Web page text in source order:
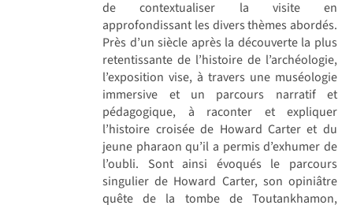
de contextualiser la visite en
approfondissant les divers thèmes abordés.
Près d’un siècle après la découverte la plus
retentissante de l’histoire de l’archéologie,
l’exposition vise, à travers une muséologie
immersive et un parcours narratif et
pédagogique, à raconter et expliquer
l’histoire croisée de Howard Carter et du
jeune pharaon qu’il a permis d’exhumer de
l’oubli. Sont ainsi évoqués le parcours
singulier de Howard Carter, son opiniâtre
quête de la tombe de Toutankhamon,